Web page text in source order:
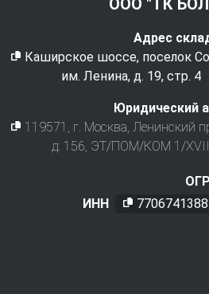
Адрес
Каширское шоссе, поселок
им. Ленина, д. 19, стр. 4
Юридический
119571
, г. Москва Ленинский
д. 156, ЭТ/ПОМ/КОМ 1/
ИНН
7706741388